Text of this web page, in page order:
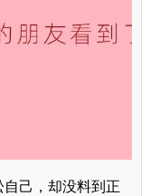
己，却没料到正